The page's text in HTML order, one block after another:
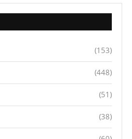
(153)
(448)
(51)
(38)